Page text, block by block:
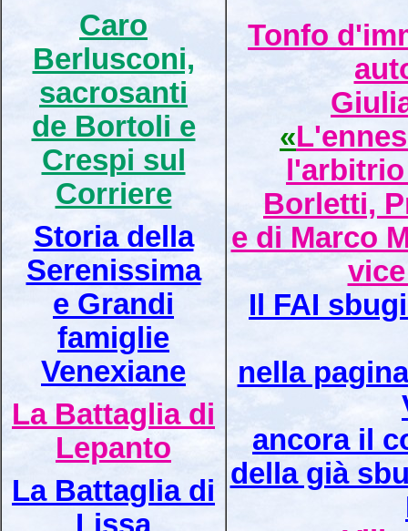
Caro
Berlusconi,
sacrosanti
de Bortoli e
Crespi sul
Corriere
Storia della
Serenissima
e Grandi
famiglie
Venexiane
La Battaglia di
Lepanto
La Battaglia di
Tonfo
«
Borletti,
e di Marco
Il FAI
nella
ancora il
della già